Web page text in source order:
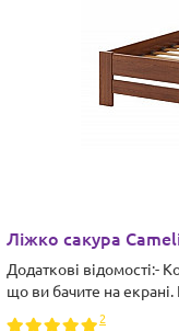
Ліжко сакура
Додаткові відомості:-
що ви бачите на
2